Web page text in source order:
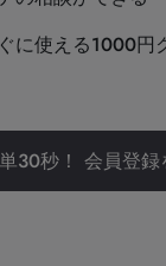
に使える1000円
30秒！ 会員登録